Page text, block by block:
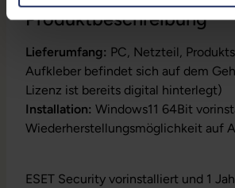
Produktbeschreibung
Lieferumfang: PC, Netzteil,
Aufkleber befindet sich auf dem
Lizenz ist bereits digital hinterlegt)
Installation: Windows11 64Bit
Wiederherstellungsmöglichkeit auf
ESET Security vorinstalliert und 1